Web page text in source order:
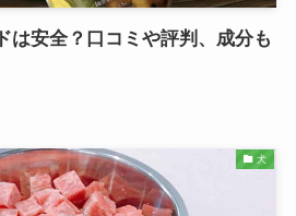
は安全？口コミや評判、成分も
犬